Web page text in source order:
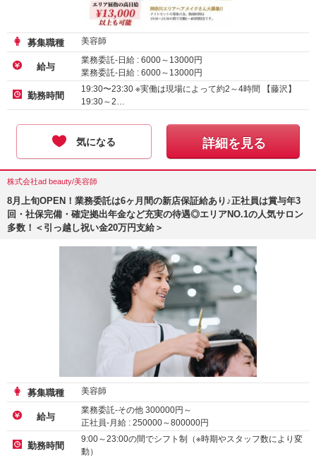
募集職種 美容師
給与
業務委託-日給 : 6000～ 13000円
業務委託-日給 : 6000～ 13000円
業務委託-月給 :150000～300000円
勤務時間
19:30〜23:30 ※実働は現場によって約2～4時間 【藤沢】
19:30～2…
気になる 詳細を見る
株式会社ad beauty/美容師
8月上旬OPEN！業務委託は6ヶ月間の新店保証給あり♪正社員は賞与年3
回・社保完備・確定拠出年金など充実の待遇◎エリアNO.1の人気サロン
多数！＜引っ越し祝い金20万円支給＞
募集職種 美容師
給与
業務委託-その他 300000円～
正社員-月給 : 250000～800000円
アルバイト・パート-時給 :1500～3690円
勤務時間
9:00～23:00の間でシフト制（※時期やスタッフ数により変
動）